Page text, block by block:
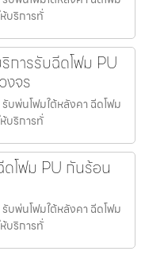
บริการทั่
การรับฉีดโฟม PU
จร
บพ่นโฟมใต้หลังคา ฉีดโฟม
บริการทั่
โฟม PU กันร้อน
บพ่นโฟมใต้หลังคา ฉีดโฟม
บริการทั่